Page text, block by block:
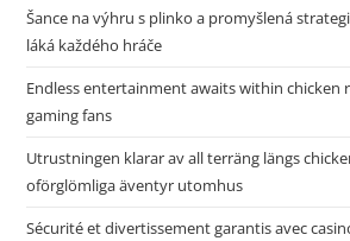
Šance na výhru s plinko a promyšlená
láká každého hráče
Endless entertainment awaits within chicken
gaming fans
Utrustningen klarar av all terräng längs
oförglömliga äventyr utomhus
Sécurité et divertissement garantis avec